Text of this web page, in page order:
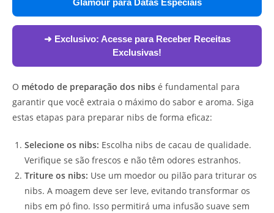
Glamour para Datas Especiais
➜ Exclusivo: Acesse para Receber Receitas
Exclusivas!
O método de preparação dos nibs é fundamental para
garantir que você extraia o máximo do sabor e aroma. Siga
estas etapas para preparar nibs de forma eficaz:
Selecione os nibs: Escolha nibs de cacau de qualidade.
Verifique se são frescos e não têm odores estranhos.
Triture os nibs: Use um moedor ou pilão para triturar os
nibs. A moagem deve ser leve, evitando transformar os
nibs em pó fino. Isso permitirá uma infusão suave sem